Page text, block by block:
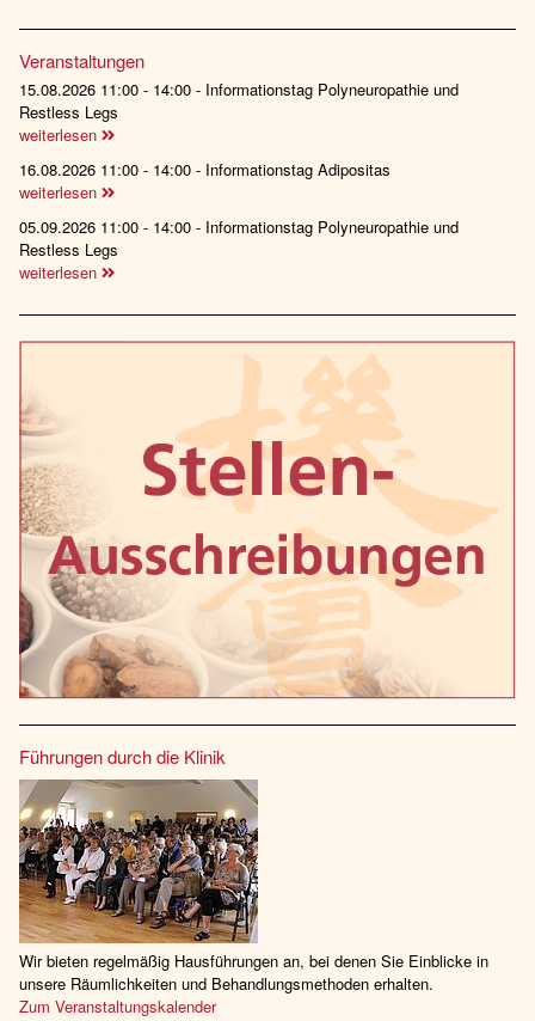
Veranstaltungen
15.08.2026 11:00 - 14:00 - Informationstag Polyneuropathie und
Restless Legs
weiterlesen
16.08.2026 11:00 - 14:00 - Informationstag Adipositas
weiterlesen
05.09.2026 11:00 - 14:00 - Informationstag Polyneuropathie und
Restless Legs
weiterlesen
Führungen durch die Klinik
Wir bieten regelmäßig Hausführungen an, bei denen Sie Einblicke in
unsere Räumlichkeiten und Behandlungsmethoden erhalten.
Zum Veranstaltungskalender